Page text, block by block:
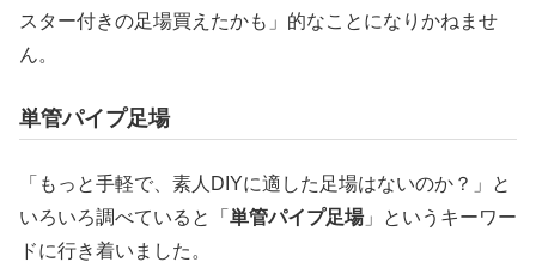
スター付きの足場買えたかも」的なことになりかねませ
ん。
単管パイプ足場
「もっと手軽で、素人DIYに適した足場はないのか？」と
いろいろ調べていると「 単管パイプ足場」というキーワー
ドに行き着いました。